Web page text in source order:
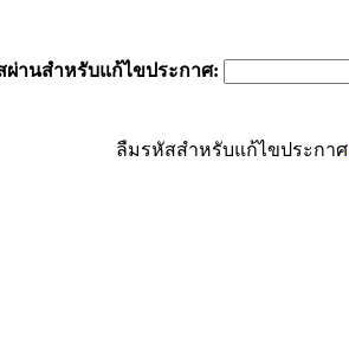
ผ่านสำหรับแก้ไขประกาศ:
ลืมรหัสสำหรับแก้ไขประกาศ